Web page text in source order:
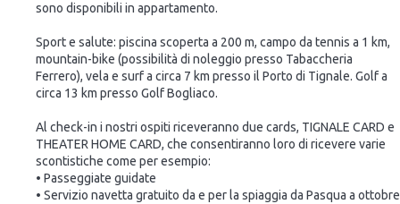
sono disponibili in appartamento.
Sport e salute: piscina scoperta a 200 m, campo da tennis a 1 km,
mountain-bike (possibilità di noleggio presso Tabaccheria
Ferrero), vela e surf a circa 7 km presso il Porto di Tignale. Golf a
circa 13 km presso Golf Bogliaco.
Al check-in i nostri ospiti riceveranno due cards, TIGNALE CARD e
THEATER HOME CARD, che consentiranno loro di ricevere varie
scontistiche come per esempio:
• Passeggiate guidate
• Servizio navetta gratuito da e per la spiaggia da Pasqua a ottobre